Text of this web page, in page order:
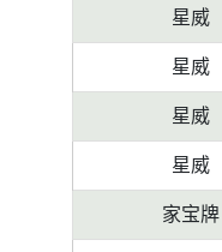
星威
星威
星威
星威
家宝牌